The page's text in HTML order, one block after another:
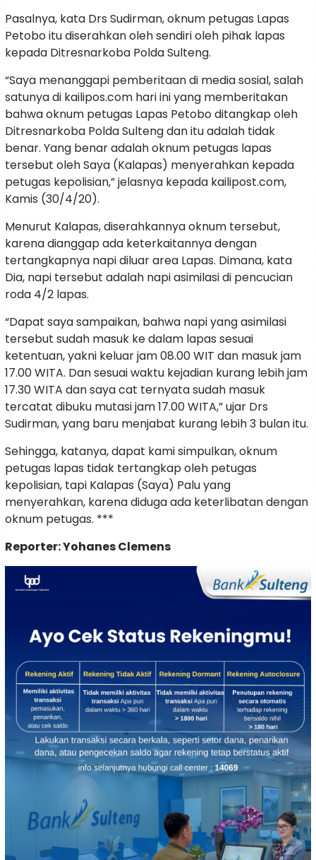
Pasalnya, kata Drs Sudirman, oknum petugas Lapas
Petobo itu diserahkan oleh sendiri oleh pihak lapas
kepada Ditresnarkoba Polda Sulteng.
“Saya menanggapi pemberitaan di media sosial, salah
satunya di kailipos.com hari ini yang memberitakan
bahwa oknum petugas Lapas Petobo ditangkap oleh
Ditresnarkoba Polda Sulteng dan itu adalah tidak
benar. Yang benar adalah oknum petugas lapas
tersebut oleh Saya (Kalapas) menyerahkan kepada
petugas kepolisian,” jelasnya kepada kailipost.com,
Kamis (30/4/20).
Menurut Kalapas, diserahkannya oknum tersebut,
karena dianggap ada keterkaitannya dengan
tertangkapnya napi diluar area Lapas. Dimana, kata
Dia, napi tersebut adalah napi asimilasi di pencucian
roda 4/2 lapas.
“Dapat saya sampaikan, bahwa napi yang asimilasi
tersebut sudah masuk ke dalam lapas sesuai
ketentuan, yakni keluar jam 08.00 WIT dan masuk jam
17.00 WITA. Dan sesuai waktu kejadian kurang lebih jam
17.30 WITA dan saya cat ternyata sudah masuk
tercatat dibuku mutasi jam 17.00 WITA,” ujar Drs
Sudirman, yang baru menjabat kurang lebih 3 bulan itu.
Sehingga, katanya, dapat kami simpulkan, oknum
petugas lapas tidak tertangkap oleh petugas
kepolisian, tapi Kalapas (Saya) Palu yang
menyerahkan, karena diduga ada keterlibatan dengan
oknum petugas. ***
Reporter: Yohanes Clemens